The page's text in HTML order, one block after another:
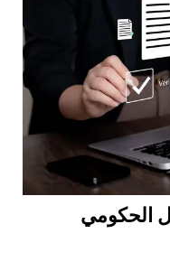
الحكومي